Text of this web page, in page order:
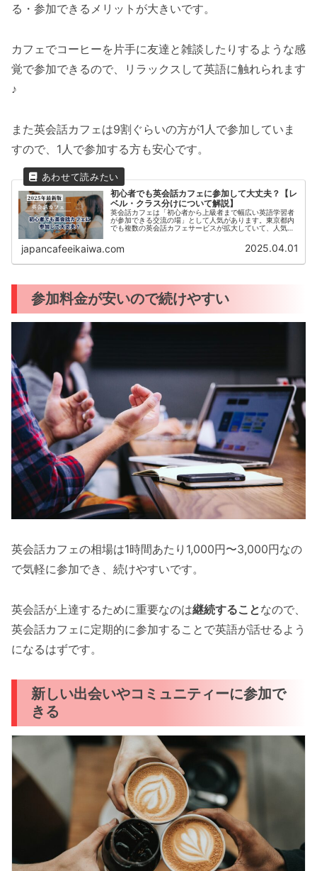
る・参加できるメリットが大きいです。
カフェでコーヒーを片手に友達と雑談したりするような感
覚で参加できるので、リラックスして英語に触れられます
♪
また英会話カフェは9割ぐらいの方が1人で参加していま
すので、1人で参加する方も安心です。
初心者でも英会話カフェに参加して大丈夫？【レ
ベル・クラス分けについて解説】
英会話カフェは「初心者から上級者まで幅広い英語学習者
が参加できる交流の場」として人気があります。東京都内
でも複数の英会話カフェサービスが拡大していて、人気は
japancafeeikaiwa.com 2025.04.01
参加料金が安いので続けやすい
英会話カフェの相場は1時間あたり1,000円〜3,000円なの
で気軽に参加でき、続けやすいです。
英会話が上達するために重要なのは継続することなので、
英会話カフェに定期的に参加することで英語が話せるよう
になるはずです。
新しい出会いやコミュニティーに参加で
きる